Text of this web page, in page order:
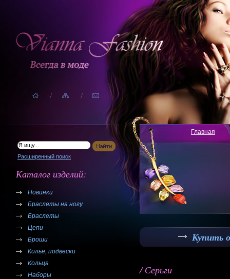
Расширенный поиск
Каталог изделий:
Новинки
Браслеты на ногу
Браслеты
Цепи
Броши
Колье, подвески
Кольца
Наборы
Главная
Купить
/ Серьги